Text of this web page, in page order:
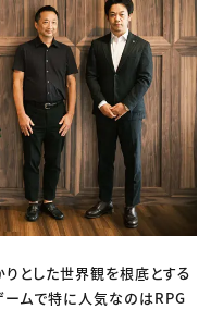
とした世界観を根底とする
ームで特に人気なのはRPG